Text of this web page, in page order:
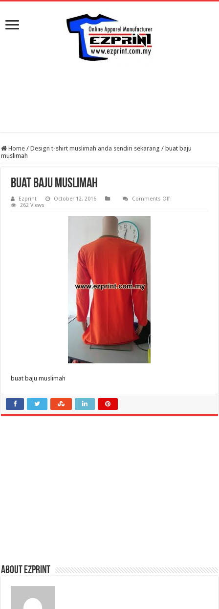
Home / Design t-shirt muslimah anda sendiri sekarang / buat baju
muslimah
buat baju muslimah
Ezprint October 12, 2016 Comments Offon
262 Views
buat baju muslimah
About Ezprint